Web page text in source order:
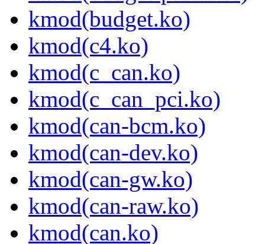
kmod(budget.ko)
kmod(c4.ko)
kmod(c_can.ko)
kmod(c_can_pci.ko)
kmod(can-bcm.ko)
kmod(can-dev.ko)
kmod(can-gw.ko)
kmod(can-raw.ko)
kmod(can.ko)